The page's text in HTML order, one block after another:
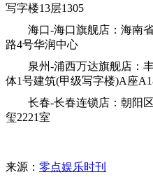
写字楼13层1305
海口-海口旗舰店：海南
路4号华润中心
泉州-浦西万达旗舰店：
体1号建筑(甲级写字楼)A座
长春-长春连锁店：朝阳
玺2221室
来源： 零点娱乐时刊